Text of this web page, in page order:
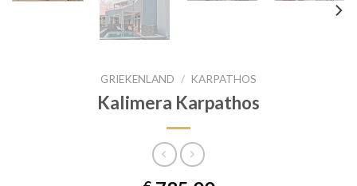
GRIEKENLAND / KARPATHOS
Kalimera Karpathos